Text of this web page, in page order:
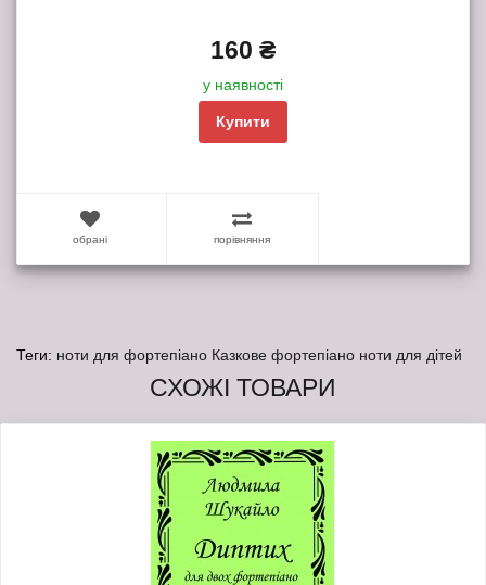
160 ₴
у наявності
Купити
обрані порівняння
Теги: ноти для фортепіано Казкове фортепіано ноти для дітей
СХОЖІ ТОВАРИ